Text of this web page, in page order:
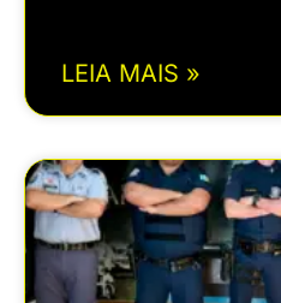
LEIA MAIS »